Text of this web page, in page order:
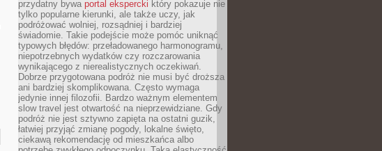
przydatny bywa portal ekspercki który pokazuje nie
tylko popularne kierunki, ale także uczy, jak
podróżować wolniej, rozsądniej i bardziej
świadomie. Takie podejście może pomóc uniknąć
typowych błędów: przeładowanego harmonogramu,
niepotrzebnych wydatków czy rozczarowania
wynikającego z nierealistycznych oczekiwań.
Dobrze przygotowana podróż nie musi być droższa
ani bardziej skomplikowana. Często wymaga
jedynie innej filozofii. Bardzo ważnym elementem
slow travel jest otwartość na nieprzewidziane. Gdy
podróż nie jest sztywno zapięta na ostatni guzik,
łatwiej przyjąć zmianę pogody, lokalne święto,
ciekawą rekomendację od mieszkańca albo